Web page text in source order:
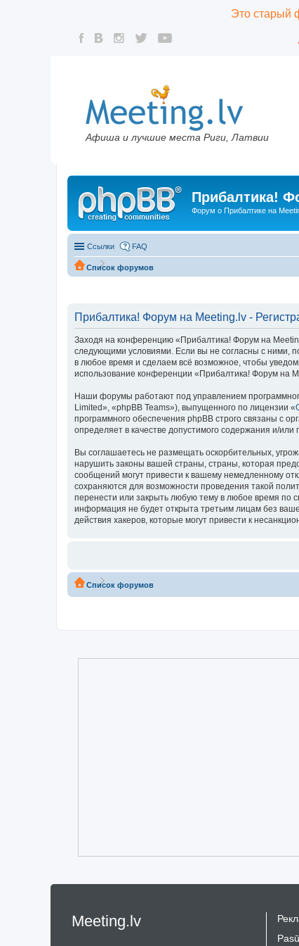
Это старый
Афиша и лучшие места Риги, Латвии
Прибалтика!
Форум о Прибалтике на
Ссылки FAQ
Список форумов
Прибалтика! Форум на Meeting.lv -
Заходя на конференцию «Прибалтика! Форум на
следующими условиями. Если вы не согласны с ними,
в любое время и сделаем всё возможное, чтобы
использование конференции «Прибалтика! Форум на
Наши форумы работают под управлением
Limited», «phpBB Teams»), выпущенного по лицензии «
программного обеспечения phpBB строго связаны с
определяет в качестве допустимого содержания и/
Вы соглашаетесь не размещать оскорбительных,
нарушить законы вашей страны, страны, которая
сообщений могут привести к вашему немедленному
сохраняются для возможности проведения такой
перенести или закрыть любую тему в любое время по
информация не будет открыта третьим лицам без
действия хакеров, которые могут привести к
Список форумов
Meeting.lv